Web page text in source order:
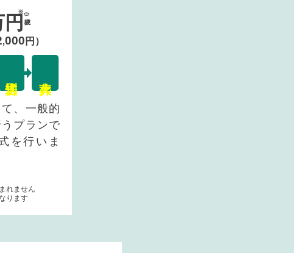
(税抜)
,000 円）
、一般的
プランで
を行いま
れません
ります